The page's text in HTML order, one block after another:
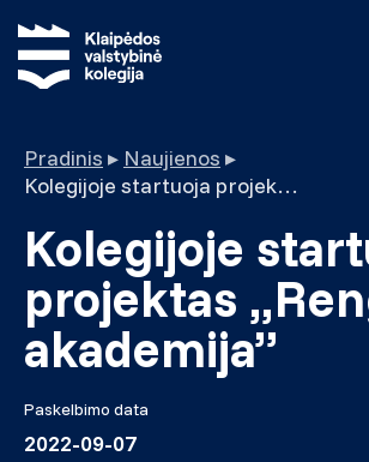
Pradinis ▸ Naujienos ▸
Kolegijoje startuoja projektas „Renginių akademija”
Kolegijoje
projektas
akademija”
Paskelbimo data
2022-09-07